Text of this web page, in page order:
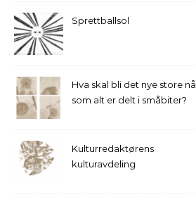
Sprettballsol
Hva skal bli det nye store nå
som alt er delt i småbiter?
Kulturredaktørens
kulturavdeling